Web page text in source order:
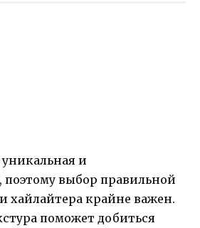
и
поэтому выбор правильной
хайлайтера крайне важен.
поможет добиться